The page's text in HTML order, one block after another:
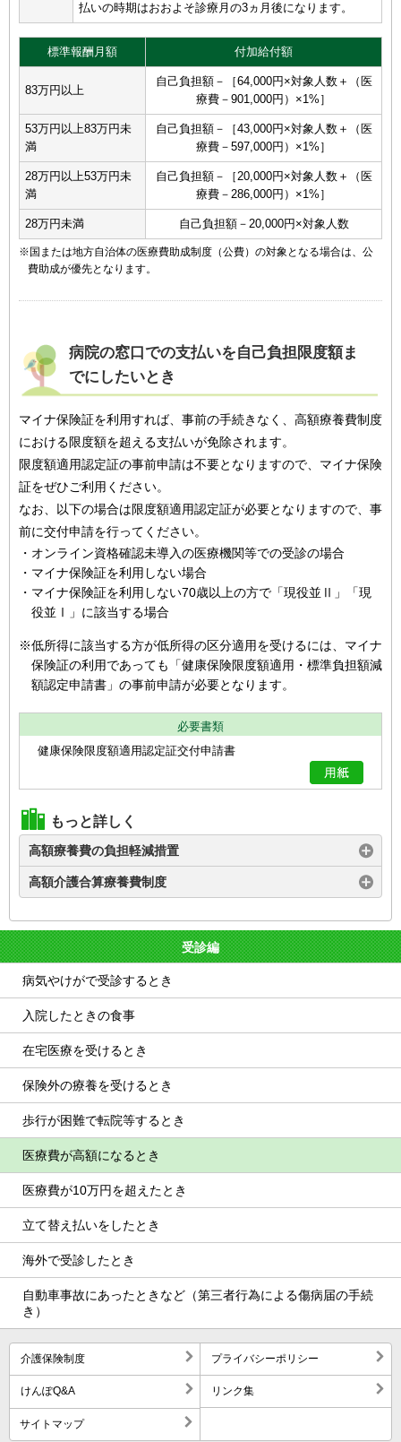
払いの時期はおおよそ診療月の3ヵ月後になります。
標準報酬月額 付加給付額
83万円以上
自己負担額－［64,000円×対象人数＋（医
療費－901,000円）×1%］
53万円以上83万円未
満
自己負担額－［43,000円×対象人数＋（医
療費－597,000円）×1%］
28万円以上53万円未
満
自己負担額－［20,000円×対象人数＋（医
療費－286,000円）×1%］
28万円未満 自己負担額－20,000円×対象人数
※国または地方自治体の医療費助成制度（公費）の対象となる場合は、公
費助成が優先となります。
病院の窓口での支払いを自己負担限度額ま
でにしたいとき
マイナ保険証を利用すれば、事前の手続きなく、高額療養費制度
における限度額を超える支払いが免除されます。
限度額適用認定証の事前申請は不要となりますので、マイナ保険
証をぜひご利用ください。
なお、以下の場合は限度額適用認定証が必要となりますので、事
前に交付申請を行ってください。
・オンライン資格確認未導入の医療機関等での受診の場合
・マイナ保険証を利用しない場合
・マイナ保険証を利用しない70歳以上の方で「現役並Ⅱ」「現
役並Ⅰ」に該当する場合
※低所得に該当する方が低所得の区分適用を受けるには、マイナ
保険証の利用であっても「健康保険限度額適用・標準負担額減
額認定申請書」の事前申請が必要となります。
必要書類
健康保険限度額適用認定証交付申請書
もっと詳しく
高額療養費の負担軽減措置
高額介護合算療養費制度
受診編
病気やけがで受診するとき
入院したときの食事
在宅医療を受けるとき
保険外の療養を受けるとき
歩行が困難で転院等するとき
医療費が高額になるとき
医療費が10万円を超えたとき
立て替え払いをしたとき
海外で受診したとき
自動車事故にあったときなど（第三者行為による傷病届の手続
き）
介護保険制度 プライバシーポリシー
けんぽQ&A リンク集
サイトマップ